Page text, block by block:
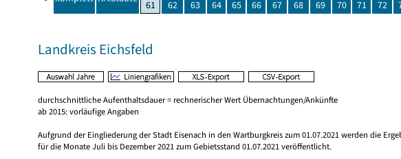
61
62
63
64
65
66
67
68
69
70
71
72
Landkreis Eichsfeld
durchschnittliche Aufenthaltsdauer = rechnerischer Wert Übernachtungen/Ankünfte
ab 2015: vorläufige Angaben
Aufgrund der Eingliederung der Stadt Eisenach in den Wartburgkreis zum 01.07.2021 werden die
für die Monate Juli bis Dezember 2021 zum Gebietsstand 01.07.2021 veröffentlicht.